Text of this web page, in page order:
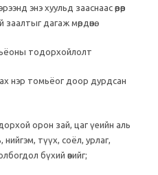
энэ хуульд зааснаас өөрөөр
дагаж мөрдөнө.
тодорхойлолт
нэр томьёог доор дурдсан
орон зай, цаг үеийн аль
нийгэм, түүх, соёл, урлаг,
бүхий өвийг;